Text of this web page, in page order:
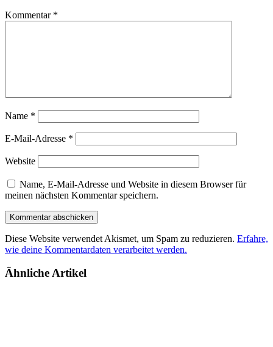
Kommentar *
Name *
E-Mail-Adresse *
Website
Name, E-Mail-Adresse und Website in diesem Browser für
meinen nächsten Kommentar speichern.
Diese Website verwendet Akismet, um Spam zu reduzieren. Erfahre,
wie deine Kommentardaten verarbeitet werden.
Ähnliche Artikel